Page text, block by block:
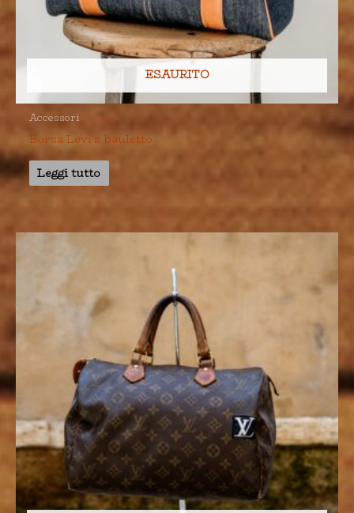
ESAURITO
Accessori
Borsa Levi’s bauletto
Leggi tutto